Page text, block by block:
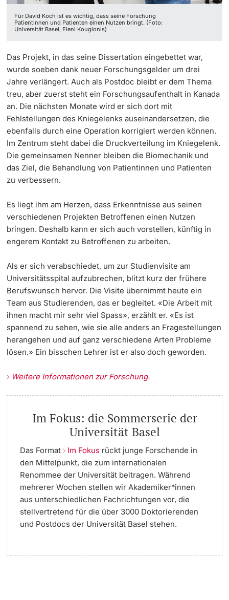
Für David Koch ist es wichtig, dass seine Forschung
Patientinnen und Patienten einen Nutzen bringt. (Foto:
Universität Basel, Eleni Kougionis)
Das Projekt, in das seine Dissertation eingebettet war,
wurde soeben dank neuer Forschungsgelder um drei
Jahre verlängert. Auch als Postdoc bleibt er dem Thema
treu, aber zuerst steht ein Forschungsaufenthalt in Kanada
an. Die nächsten Monate wird er sich dort mit
Fehlstellungen des Kniegelenks auseinandersetzen, die
ebenfalls durch eine Operation korrigiert werden können.
Im Zentrum steht dabei die Druckverteilung im Kniegelenk.
Die gemeinsamen Nenner bleiben die Biomechanik und
das Ziel, die Behandlung von Patientinnen und Patienten
zu verbessern.
Es liegt ihm am Herzen, dass Erkenntnisse aus seinen
verschiedenen Projekten Betroffenen einen Nutzen
bringen. Deshalb kann er sich auch vorstellen, künftig in
engerem Kontakt zu Betroffenen zu arbeiten.
Als er sich verabschiedet, um zur Studienvisite am
Universitätsspital aufzubrechen, blitzt kurz der frühere
Berufswunsch hervor. Die Visite übernimmt heute ein
Team aus Studierenden, das er begleitet. «Die Arbeit mit
ihnen macht mir sehr viel Spass», erzählt er. «Es ist
spannend zu sehen, wie sie alle anders an Fragestellungen
herangehen und auf ganz verschiedene Arten Probleme
lösen.» Ein bisschen Lehrer ist er also doch geworden.
Weitere Informationen zur Forschung.
Im Fokus: die Sommerserie der
Universität Basel
Das Format Im Fokus rückt junge Forschende in
den Mittelpunkt, die zum internationalen
Renommee der Universität beitragen. Während
mehrerer Wochen stellen wir Akademiker*innen
aus unterschiedlichen Fachrichtungen vor, die
stellvertretend für die über 3000 Doktorierenden
und Postdocs der Universität Basel stehen.